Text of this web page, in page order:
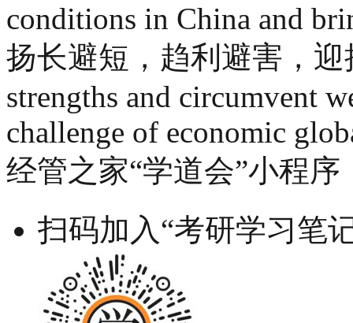
conditions in China and
扬长避短，趋利避害，
strengths and circumvent
challenge of economic
经管之家“学道会”小程序
扫码加入“考研学习笔